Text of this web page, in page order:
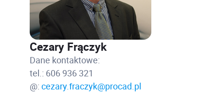
Cezary Frączyk
Dane kontaktowe:
tel.: 606 936 321
@: cezary.fraczyk@procad.pl